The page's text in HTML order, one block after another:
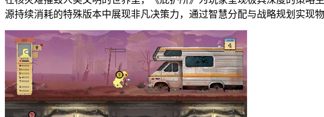
源持续消耗的特殊版本中展现非凡决策力，通过智慧分配与战略规划实现物